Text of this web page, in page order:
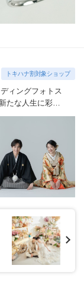
トキハナ割対象ショップ
ィングフォトス
たな人生に彩り
お手伝いをさせ
じて